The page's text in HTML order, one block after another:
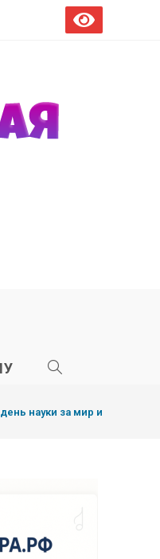
науки за мир и